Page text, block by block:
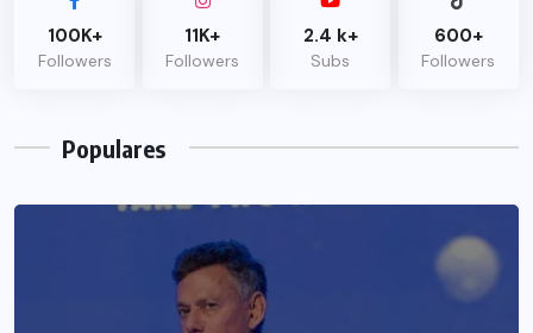
100K+
Followers
11K+
Followers
2.4 k+
Subs
600+
Followers
Populares